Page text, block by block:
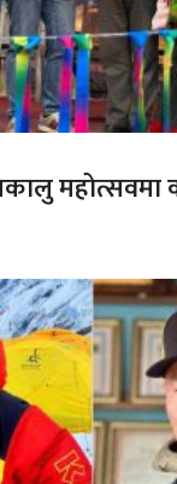
महोत्सवमा